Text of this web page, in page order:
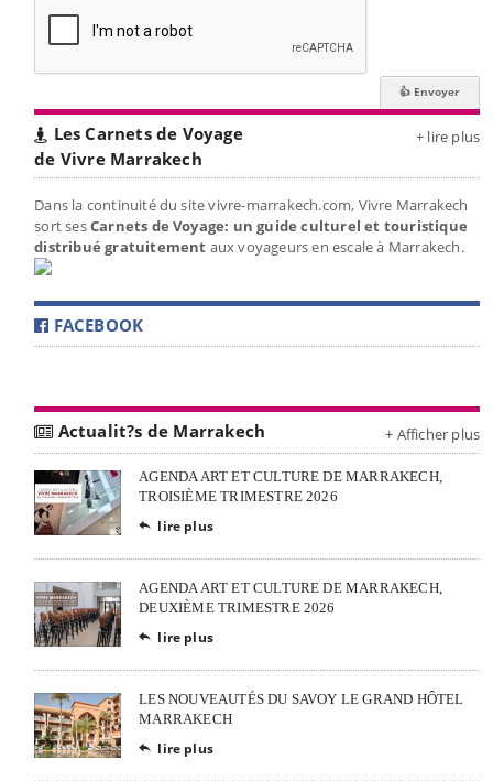
Les Carnets de Voyage
de Vivre Marrakech
+ lire plus
Dans la continuité du site vivre-marrakech.com, Vivre Marrakech
sort sesCarnets de Voyage: un guide culturel et touristique
distribué gratuitement aux voyageurs en escale à Marrakech.
FACEBOOK
Actualit?s de Marrakech + Afficher plus
AGENDA ART ET CULTURE DE MARRAKECH,
TROISIÈME TRIMESTRE 2026
 lire plus
AGENDA ART ET CULTURE DE MARRAKECH,
DEUXIÈME TRIMESTRE 2026
 lire plus
LES NOUVEAUTÉS DU SAVOY LE GRAND HÔTEL
MARRAKECH
 lire plus